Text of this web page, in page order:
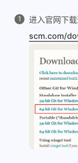
进入官网下
scm.com/